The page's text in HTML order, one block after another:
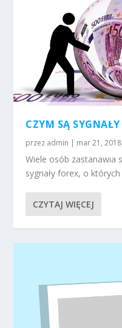
CZYM SĄ SYGNAŁY
przez admin | mar 21, 2018
Wiele osób zastanawia
sygnały forex, o których
CZYTAJ WIĘCEJ